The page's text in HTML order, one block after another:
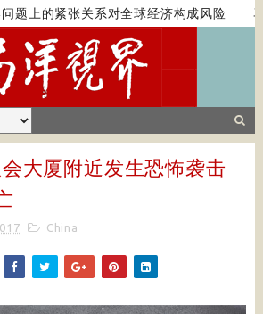
紧张关系对全球经济构成风险 马克龙
大厦附近发生恐怖袭击
China